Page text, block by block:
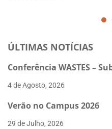
ÚLTIMAS NOTÍCIAS
Conferência WASTES –
4 de Agosto, 2026
Verão no Campus 2026
29 de Julho, 2026